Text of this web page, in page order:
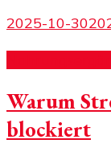
2025-10-30
Warum
blockiert